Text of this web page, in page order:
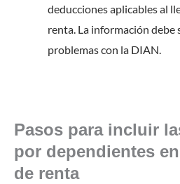
deducciones aplicables al
renta. La información debe
problemas con la DIAN.
Pasos para incluir
por dependientes
de renta